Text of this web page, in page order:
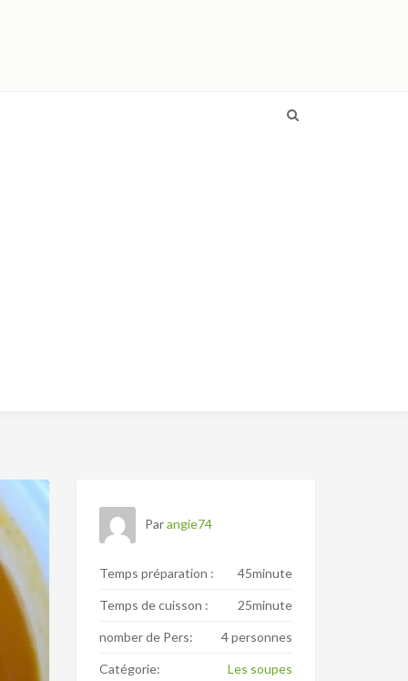
Parangie74
Temps préparation : 45minute
Temps de cuisson : 25minute
nomber de Pers: 4 personnes
Catégorie: Les soupes